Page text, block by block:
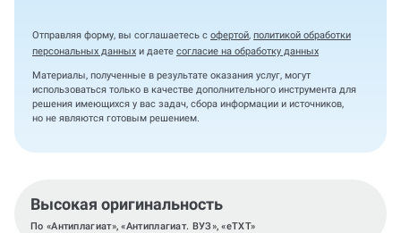
Отправляя форму, вы соглашаетесь с офертой, политикой обработки
персональных данных и даете согласие на обработку данных
Материалы, полученные в результате оказания услуг, могут
использоваться только в качестве дополнительного инструмента для
решения имеющихся у вас задач, сбора информации и источников,
но не являются готовым решением.
Высокая оригинальность
По «Антиплагиат», «Антиплагиат. ВУЗ», «eTXT»